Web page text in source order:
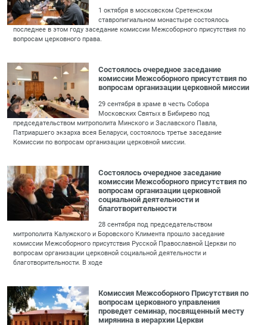
1 октября в московском Сретенском
ставропигиальном монастыре состоялось
последнее в этом году заседание комиссии Межсоборного присутствия по
вопросам церковного права.
Состоялось очередное заседание
комиссии Межсоборного присутствия по
вопросам организации церковной миссии
29 сентября в храме в честь Собора
Московских Святых в Бибирево под
председательством митрополита Минского и Заславского Павла,
Патриаршего экзарха всея Беларуси, состоялось третье заседание
Комиссии по вопросам организации церковной миссии.
Состоялось очередное заседание
комиссии Межсоборного присутствия по
вопросам организации церковной
социальной деятельности и
благотворительности
28 сентября под председательством
митрополита Калужского и Боровского Климента прошло заседание
комиссии Межсоборного присутствия Русской Православной Церкви по
вопросам организации церковной социальной деятельности и
благотворительности. В ходе
Комиссия Межсоборного Присутствия по
вопросам церковного управления
проведет семинар, посвященный месту
мирянина в иерархии Церкви